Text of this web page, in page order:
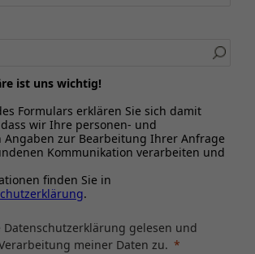
ist uns wichtig!
Formulars erklären Sie sich damit
wir Ihre personen- und
Angaben zur Bearbeitung Ihrer Anfrage
Kommunikation verarbeiten und
finden Sie in
.
gelesen und
meiner Daten zu.